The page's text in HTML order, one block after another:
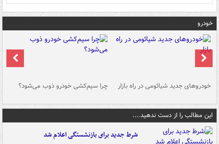
خودرو
خودروهای جدید شیائومی در راه بازار چرا سیم‌کشی خودرو ذوب می‌شود؟
این مطالب را از دست ندهید....
شرط جدید برای بازنشستگی اعلام شد